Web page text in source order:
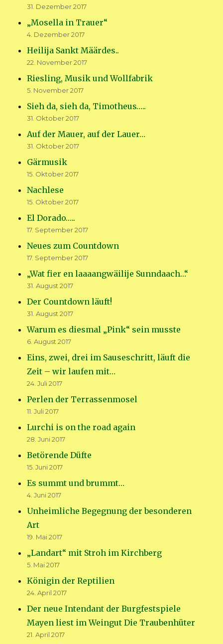
31. Dezember 2017
„Mosella in Trauer“
4. Dezember 2017
Heilija Sankt Määrdes..
22. November 2017
Riesling, Musik und Wollfabrik
5. November 2017
Sieh da, sieh da, Timotheus…..
31. Oktober 2017
Auf der Mauer, auf der Lauer…
31. Oktober 2017
Gärmusik
15. Oktober 2017
Nachlese
15. Oktober 2017
El Dorado…..
17. September 2017
Neues zum Countdown
17. September 2017
„Wat fier en laaaangwäilije Sunndaach…“
31. August 2017
Der Countdown läuft!
31. August 2017
Warum es diesmal „Pink“ sein musste
6. August 2017
Eins, zwei, drei im Sauseschritt, läuft die
Zeit – wir laufen mit…
24. Juli 2017
Perlen der Terrassenmosel
11. Juli 2017
Lurchi is on the road again
28. Juni 2017
Betörende Düfte
15. Juni 2017
Es summt und brummt…
4. Juni 2017
Unheimliche Begegnung der besonderen
Art
19. Mai 2017
„Landart“ mit Stroh im Kirchberg
5. Mai 2017
Königin der Reptilien
24. April 2017
Der neue Intendant der Burgfestspiele
Mayen liest im Weingut Die Traubenhüter
21. April 2017